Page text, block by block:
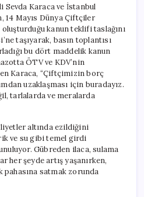
Teklifini
TBMM’ye
Sundular
için
Karaca ve İstanbul
14 Mayıs Dünya Çiftçiler
kanun teklifi taslağını
taşıyarak, basın toplantısı
bu dört maddelik kanun
ÖTV ve KDV’nin
Karaca, “Çiftçimizin borç
uzaklaşması için buradayız.
tarlalarda ve meralarda
altında ezildiğini
ve su gibi temel girdi
Gübreden ilaca, sulama
her şeyde artış yaşanırken,
satmak zorunda